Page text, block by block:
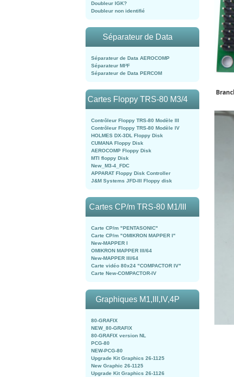
Doubleur IGK?
Doubleur non identifié
Séparateur de Data
Séparateur de Data AEROCOMP
Séparateur MI²F
Séparateur de Data PERCOM
Cartes Floppy TRS-80 M3/4
Contrôleur Floppy TRS-80 Modèle III
Contrôleur Floppy TRS-80 Modèle IV
HOLMES DX-3DL Floppy Disk
CUMANA Floppy Disk
AEROCOMP Floppy Disk
MTI floppy Disk
New_M3-4_FDC
APPARAT Floppy Disk Controller
J&M Systems JFD-III Floppy disk
Cartes CP/m TRS-80 M1/III
Carte CP/m "PENTASONIC"
Carte CP/m "OMIKRON MAPPER I"
New-MAPPER I
OMIKRON MAPPER III/64
New-MAPPER III/64
Carte vidéo 80x24 "COMPACTOR IV"
Carte New-COMPACTOR-IV
Graphiques M1,III,IV,4P
80-GRAFIX
NEW_80-GRAFIX
80-GRAFIX version NL
PCG-80
NEW-PCG-80
Upgrade Kit Graphics 26-1125
New Graphic 26-1125
Upgrade Kit Graphics 26-1126